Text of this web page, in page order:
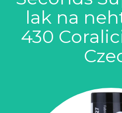
lak na
430